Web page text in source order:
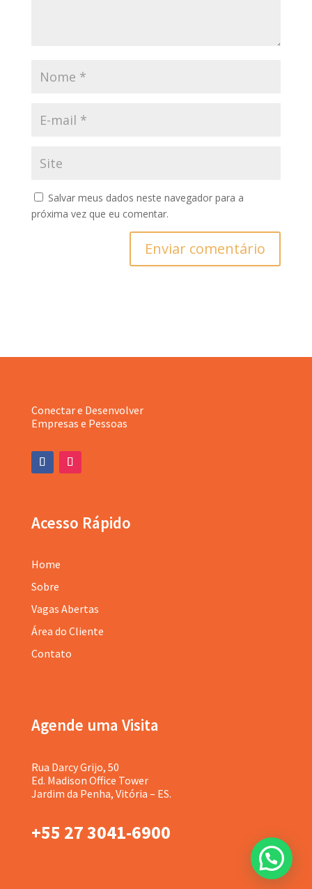
Salvar meus dados neste navegador para a
próxima vez que eu comentar.
Enviar comentário
Conectar e Desenvolver
Empresas e Pessoas
Acesso Rápido
Home
Sobre
Vagas Abertas
Área do Cliente
Contato
Agende uma Visita
Rua Darcy Grijo, 50
Ed. Madison Office Tower
Jardim da Penha, Vitória – ES.
+55 27 3041-6900